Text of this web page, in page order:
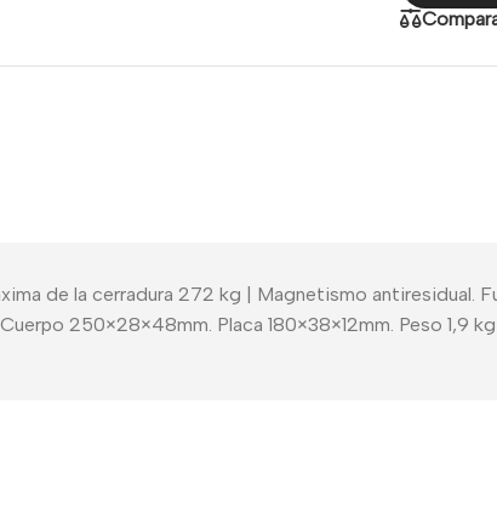
de la cerradura 272 kg | Magnetismo antiresidual.
250×28×48mm. Placa 180×38×12mm. Peso